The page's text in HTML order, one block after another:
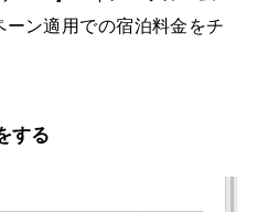
ン適用での宿泊料金をチ
する